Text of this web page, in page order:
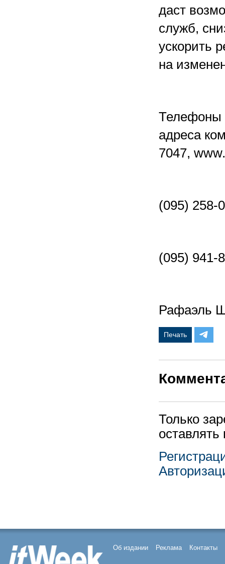
даст
служб,
ускорить
на
Телефоны
адреса
7047,
(095) 258-
(095)
Рафаэль
Печать
Только
Об издании Реклама Контакты